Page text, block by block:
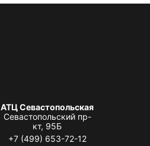
АТЦ Севастопольская
Севастопольский пр-
кт, 95Б
+7 (499) 653-72-12